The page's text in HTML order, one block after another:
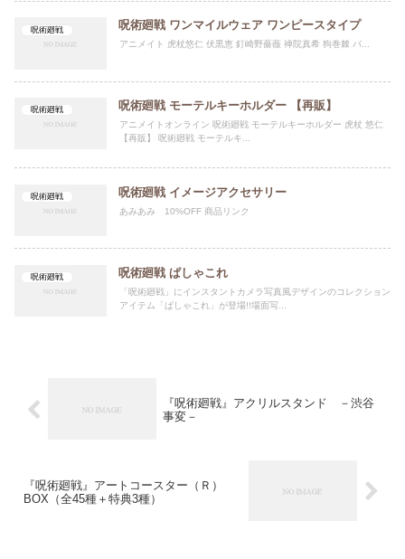
呪術廻戦 呪術廻戦 ワンマイルウェア ワンピースタイプ
アニメイト 虎杖悠仁 伏黒恵 釘崎野薔薇 禅院真希 狗巻棘 パ...
呪術廻戦 呪術廻戦 モーテルキーホルダー 【再販】
アニメイトオンライン 呪術廻戦 モーテルキーホルダー 虎杖 悠仁
【再販】 呪術廻戦 モーテルキ...
呪術廻戦 呪術廻戦 イメージアクセサリー
あみあみ 10%OFF 商品リンク
呪術廻戦 呪術廻戦 ぱしゃこれ
「呪術廻戦」にインスタントカメラ写真風デザインのコレクション
アイテム「ぱしゃこれ」が登場!!場面写...
『呪術廻戦』アクリルスタンド －渋谷
事変－
『呪術廻戦』アートコースター（Ｒ）
BOX（全45種＋特典3種）